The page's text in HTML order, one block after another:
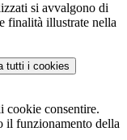
si avvalgono di
finalità illustrate nella
tutti i cookies
cookie consentire.
il funzionamento della